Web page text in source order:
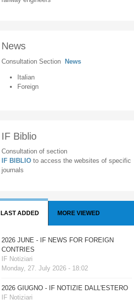
News
Consultation Section News
Italian
Foreign
IF Biblio
Consultation of section
IF BIBLIO to access the websites of specific
journals
LAST ADDED MORE VIEWED
2026 JUNE - IF NEWS FOR FOREIGN
CONTRIES
IF Notiziari
Monday, 27. July 2026 - 18:02
2026 GIUGNO - IF NOTIZIE DALL'ESTERO
IF Notiziari